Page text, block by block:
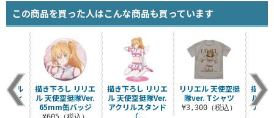
この商品を買った人はこんな商品も買っています
描き下ろし リリエ
ル 天使空挺隊Ver.
アクリルスタンド
（..
リリエル 天使空挺
隊ver. Tシャツ
¥3,300（税込）
描き
ル 天
アク
リル
ディ
Ver.
描き下ろし リリエ
ル 天使空挺隊Ver.
65mm缶バッジ